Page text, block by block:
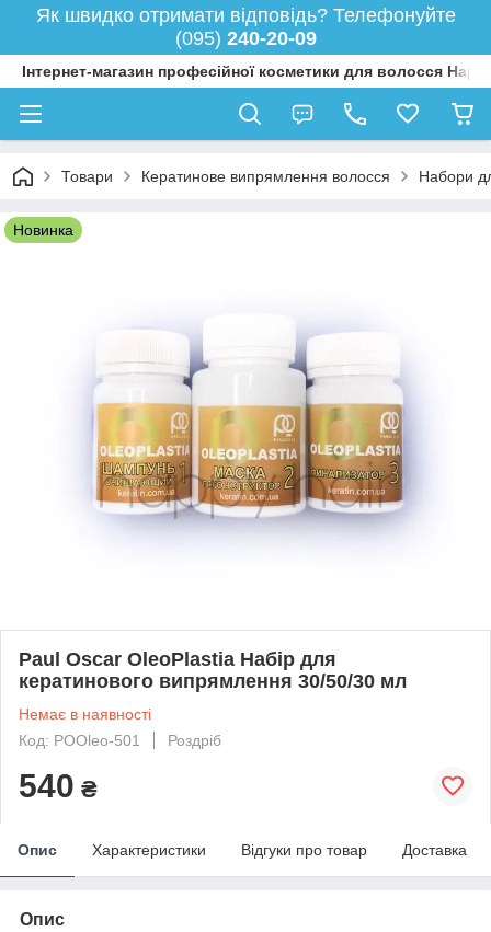
Як швидко отримати відповідь? Телефонуйте
(095) 240-20-09
Інтернет-магазин професійної косметики для волосся
Товари Кератинове випрямлення волосся Набори
Новинка
Paul Oscar OleoPlastia Набір для
кератинового випрямлення 30/50/30 мл
Немає в наявності
Код: POOleo-501
Роздріб
540 ₴
Опис Характеристики Відгуки про товар Доставка
Опис